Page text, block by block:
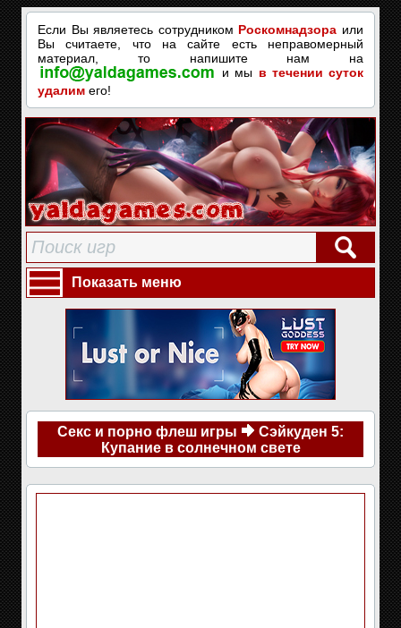
Если Вы являетесь сотрудником Роскомнадзора или
Вы считаете, что на сайте есть неправомерный
материал, то напишите нам на
и мы в течении суток
удалим его!
Показать меню
Секс и порно флеш игры
Сэйкуден 5:
Купание в солнечном свете